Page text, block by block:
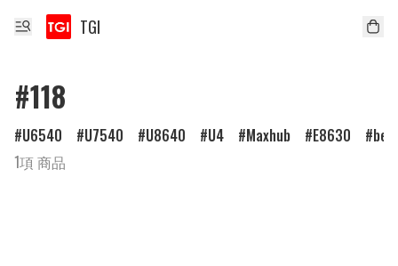
TGI
#118
U6540 U7540 U8640 U4 Maxhub E8630
1項 商品